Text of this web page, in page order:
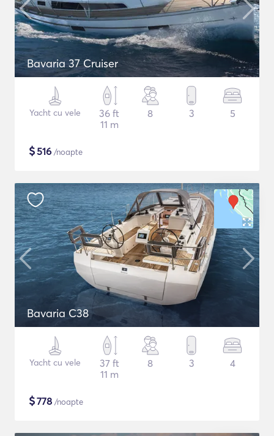
Bavaria 37 Cruiser
Yacht cu vele
36 ft
11 m
8 3 5
$516 /noapte
Bavaria C38
Yacht cu vele
37 ft
11 m
8 3 4
$778 /noapte